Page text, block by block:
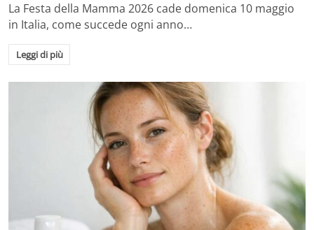
La Festa della Mamma 2026 cade domenica 10 maggio
in Italia, come succede ogni anno…
Leggi di più